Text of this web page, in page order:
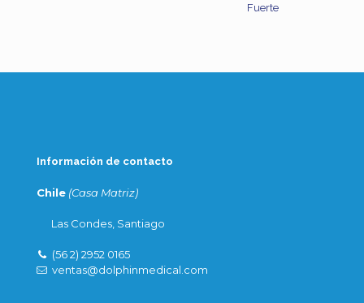
Fuerte
Información de contacto
Chile (Casa Matriz)
Las Condes, Santiago
(56 2) 2952 0165
ventas@dolphinmedical.com